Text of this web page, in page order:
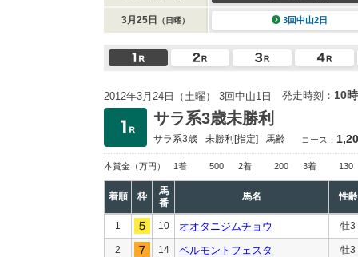
3月25日 （日曜） 3回中山2日
2012年3月24日（土曜） 3回中山1日 発走時刻： 10
サラ系3歳未勝利
サラ系3歳 未勝利[指定] 馬齢 コース：
本賞金 （万円） 1着 500 2着 200 3着 130
着順 枠
馬
番
馬名 性齢
1 10 オオタニジムチョウ 牡3
2 14 ベルモントフェスタ 牡3